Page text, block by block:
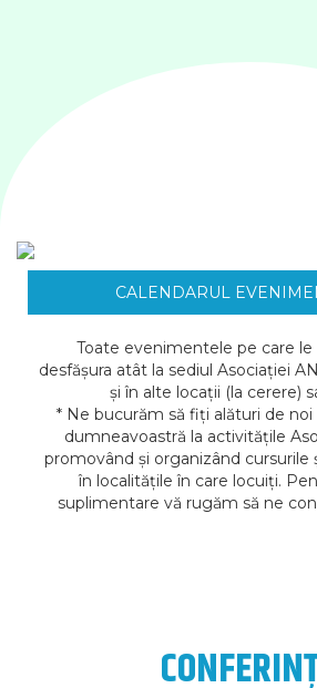
CALENDARUL
Toate evenimentele pe care
desfășura atât la sediul Asociației
și în alte locații (la cerere)
* Ne bucurăm să fiți alături de noi
dumneavoastră la activitățile
promovând și organizând cursurile
în localitățile în care locuiți.
suplimentare vă rugăm să ne